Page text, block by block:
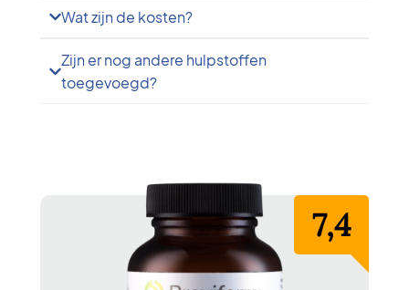
Wat zijn de kosten?
Zijn er nog andere hulpstoffen
toegevoegd?
7,4